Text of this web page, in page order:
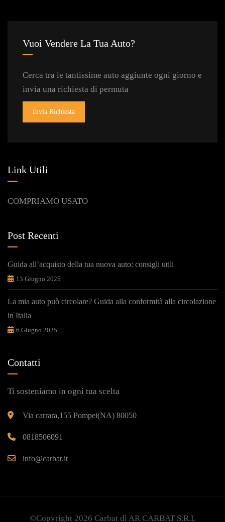
Vuoi Vendere La Tua Auto?
Cerca tra le tantissime auto aggiunte ogni giorno e
invia una richiesta di permuta
Invia Richiesta
Link Utili
COMPRIAMO USATO
Post Recenti
Guida all’acquisto della tua nuova auto: consigli utili
13 Giugno 2025
La mia auto può circolare? Guida alla conformità alla circolazione
in Italia
6 Giugno 2025
Contatti
Ti sosteniamo in ogni tua scelta
Via carrara,155 Pompei(NA) 80050
0818506091
info@carbat.it
©Copyright 2026 Carbatdi AR CARBAT S.R.L